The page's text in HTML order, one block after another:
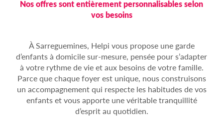
Nos offres sont entièrement personnalisables selon
vos besoins
À Sarreguemines, Helpi vous propose une garde
d’enfants à domicile sur-mesure, pensée pour s’adapter
à votre rythme de vie et aux besoins de votre famille.
Parce que chaque foyer est unique, nous construisons
un accompagnement qui respecte les habitudes de vos
enfants et vous apporte une véritable tranquillité
d’esprit au quotidien.